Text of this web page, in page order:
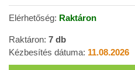
Elérhetőség: Raktáron
Raktáron: 7 db
Kézbesítés dátuma: 11.08.2026